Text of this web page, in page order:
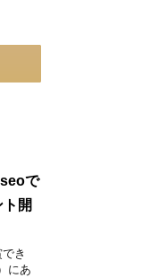
で
開
き
にあ